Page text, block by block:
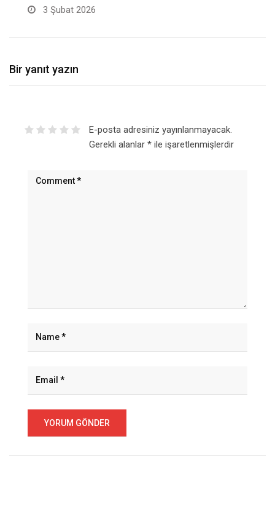
2 Şubat 2026
Bir yanıt yazın
E-posta adresiniz yayınlanmayacak.
Gerekli alanlar *ile işaretlenmişlerdir